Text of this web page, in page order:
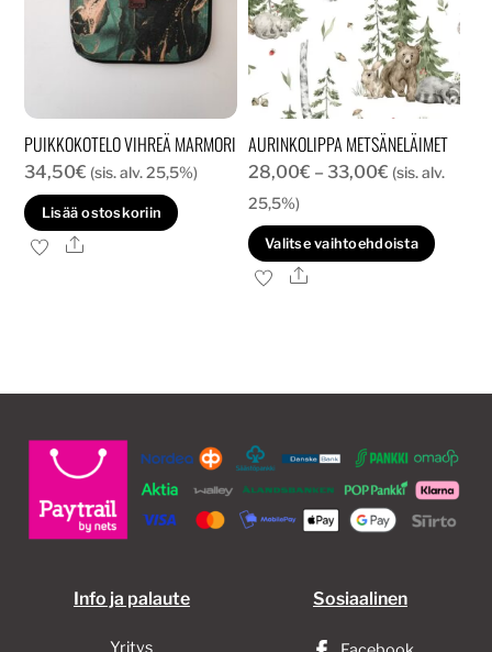
PUIKKOKOTELO VIHREÄ MARMORI
34,50€ (sis. alv. 25,5%)
Lisää ostoskoriin
Ale
AURINKOLIPPA METSÄNELÄIMET
28,00€ – 33,00€Hintaluokka:
-
33,00€
(sis. alv.
25,5%)
Valitse vaihtoehdoista
Ale
Info ja palaute
Yritys
Sosiaalinen